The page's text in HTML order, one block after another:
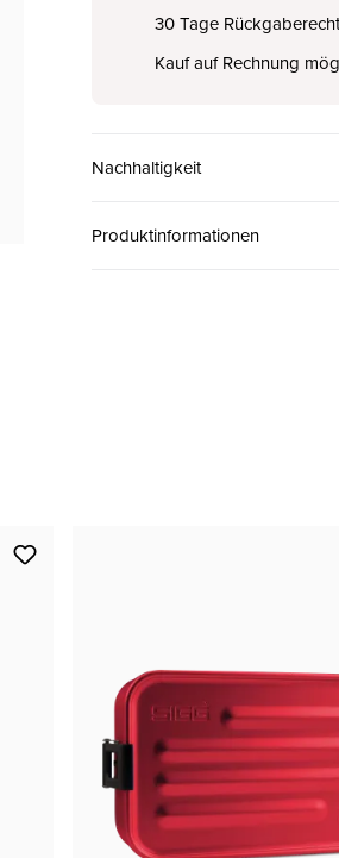
30 Tage Rückgaberecht
Kauf auf Rechnung
Nachhaltigkeit
Produktinformationen